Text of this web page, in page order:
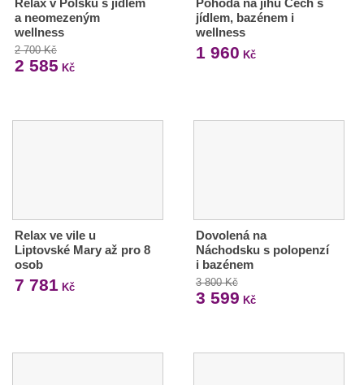
Relax v Polsku s jídlem
a neomezeným
wellness
2 700 Kč
2 585 Kč
Pohoda na jihu Čech s
jídlem, bazénem i
wellness
1 960 Kč
Relax ve vile u
Liptovské Mary až pro 8
osob
7 781 Kč
Dovolená na
Náchodsku s polopenzí
i bazénem
3 800 Kč
3 599 Kč